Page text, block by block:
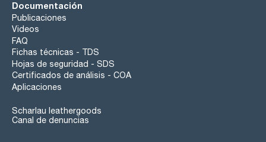
Documentación
Publicaciones
Videos
FAQ
Fichas técnicas - TDS
Hojas de seguridad - SDS
Certificados de análisis - COA
Aplicaciones
Scharlau leathergoods
Canal de denuncias